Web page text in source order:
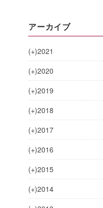
アーカイブ
(+)2021
(+)2020
(+)2019
(+)2018
(+)2017
(+)2016
(+)2015
(+)2014